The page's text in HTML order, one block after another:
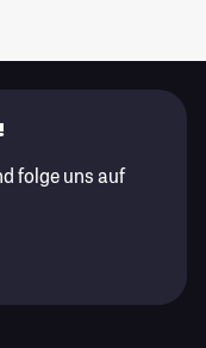
folge uns auf